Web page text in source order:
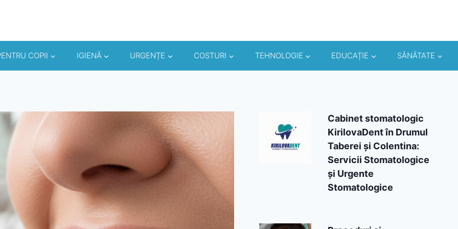
COPII IGIENĂ URGENȚE COSTURI TEHNOLOGIE EDUCAȚIE SĂNĂTATE
Cabinet stomatologic
KirilovaDent în Drumul
Taberei și Colentina:
Servicii Stomatologice
și Urgente
Stomatologice